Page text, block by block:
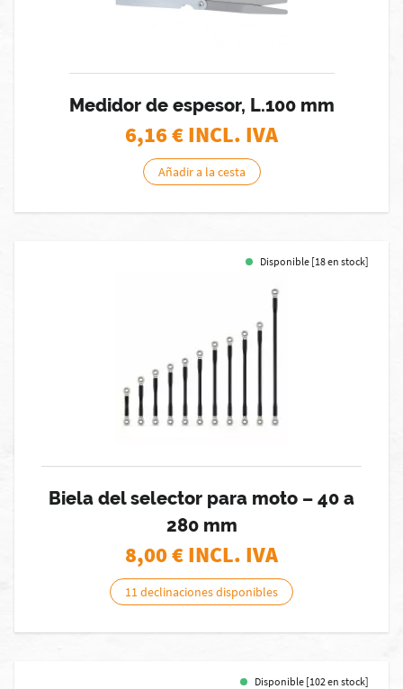
Medidor de espesor, L.100 mm
6,16€ INCL. IVA
Añadir a la cesta
Disponible [18 en stock]
Biela del selector para moto – 40 a
280 mm
8,00€ INCL. IVA
11 declinaciones disponibles
Disponible [102 en stock]